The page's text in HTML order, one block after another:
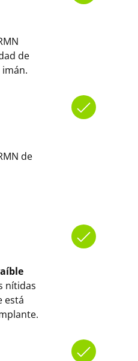
de
de
nítidas
está